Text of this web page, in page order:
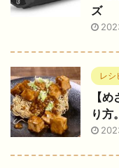
ズ
レシ
【
り方